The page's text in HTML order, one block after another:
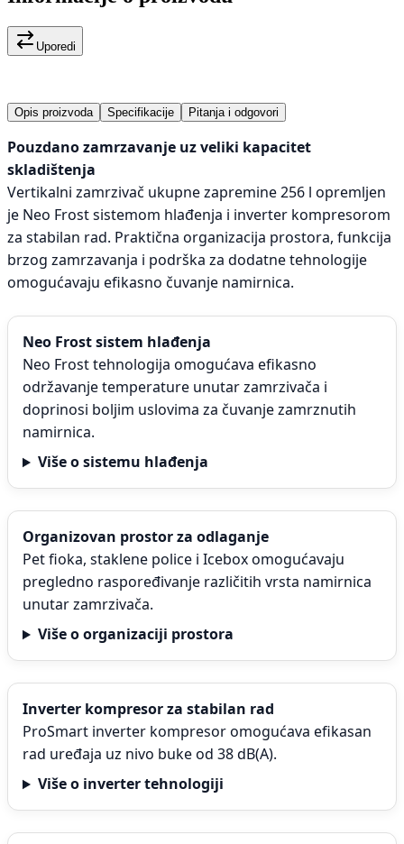
Uporedi
Opis proizvoda Specifikacije Pitanja i odgovori
Pouzdano zamrzavanje uz veliki kapacitet
skladištenja
Vertikalni zamrzivač ukupne zapremine 256 l opremljen
je Neo Frost sistemom hlađenja i inverter kompresorom
za stabilan rad. Praktična organizacija prostora, funkcija
brzog zamrzavanja i podrška za dodatne tehnologije
omogućavaju efikasno čuvanje namirnica.
Neo Frost sistem hlađenja
Neo Frost tehnologija omogućava efikasno
održavanje temperature unutar zamrzivača i
doprinosi boljim uslovima za čuvanje zamrznutih
namirnica.
Više o sistemu hlađenja
Organizovan prostor za odlaganje
Pet fioka, staklene police i Icebox omogućavaju
pregledno raspoređivanje različitih vrsta namirnica
unutar zamrzivača.
Više o organizaciji prostora
Inverter kompresor za stabilan rad
ProSmart inverter kompresor omogućava efikasan
rad uređaja uz nivo buke od 38 dB(A).
Više o inverter tehnologiji